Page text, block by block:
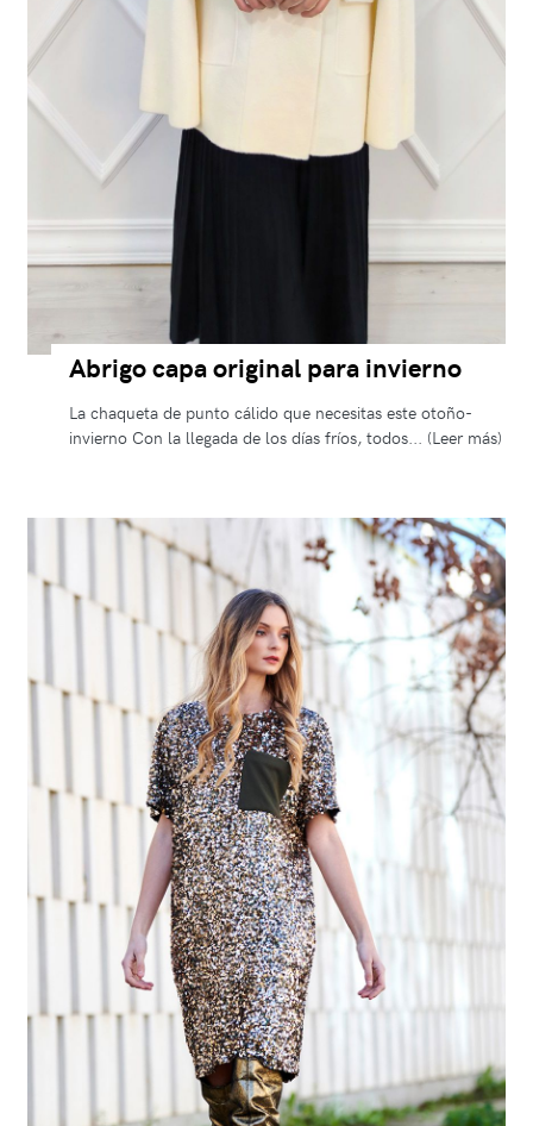
Abrigo capa original para invierno
La chaqueta de punto cálido que necesitas este otoño-
invierno Con la llegada de los días fríos, todos... (Leer más)